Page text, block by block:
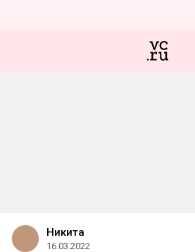
Никита
16.03.2022